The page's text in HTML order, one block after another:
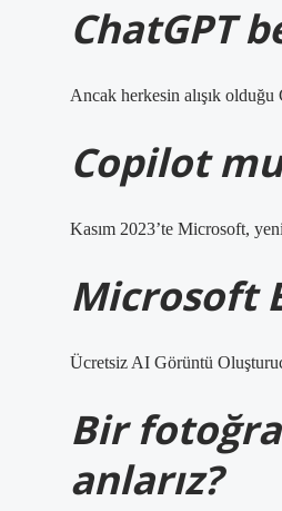
ChatGPT
Ancak herkesin alışık
Copilot
Kasım 2023’te Microsoft,
Microsoft
Ücretsiz AI Görüntü
Bir
anlarız?